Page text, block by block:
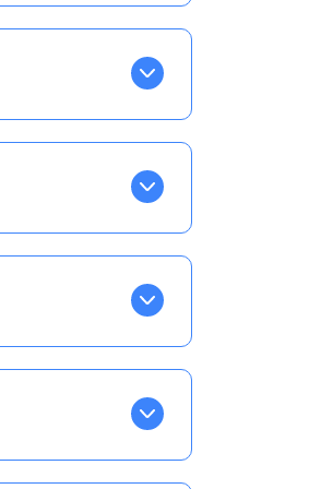
Tapez sur celle
EN VERT
la semaine, mais
ainsi vous
taux horaire
confirmations par
ce qui ne vous
à cet effet